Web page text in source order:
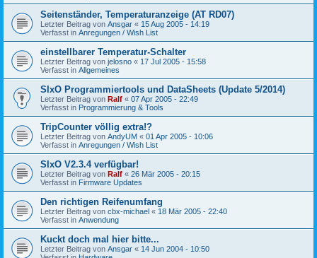
Seitenständer, Temperaturanzeige (AT RD07)
Letzter Beitrag von Ansgar « 15 Aug 2005 - 14:19
Verfasst in Anregungen / Wish List
einstellbarer Temperatur-Schalter
Letzter Beitrag von jelosno « 17 Jul 2005 - 15:58
Verfasst in Allgemeines
SIxO Programmiertools und DataSheets (Update 5/2014)
Letzter Beitrag von Ralf « 07 Apr 2005 - 22:49
Verfasst in Programmierung & Tools
TripCounter völlig extra!?
Letzter Beitrag von AndyUM « 01 Apr 2005 - 10:06
Verfasst in Anregungen / Wish List
SIxO V2.3.4 verfügbar!
Letzter Beitrag von Ralf « 26 Mär 2005 - 20:15
Verfasst in Firmware Updates
Den richtigen Reifenumfang
Letzter Beitrag von cbx-michael « 18 Mär 2005 - 22:40
Verfasst in Anwendung
Kuckt doch mal hier bitte...
Letzter Beitrag von Ansgar « 14 Jun 2004 - 10:50